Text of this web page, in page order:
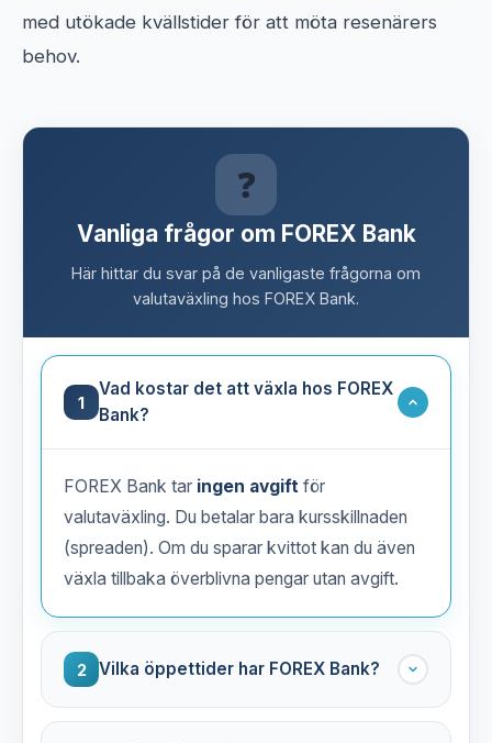
med utökade kvällstider för att möta resenärers
behov.
❓
Vanliga frågor om FOREX Bank
Här hittar du svar på de vanligaste frågorna om
valutaväxling hos FOREX Bank.
1
Vad kostar det att växla hos FOREX
Bank?
FOREX Bank tar ingen avgift för
valutaväxling. Du betalar bara kursskillnaden
(spreaden). Om du sparar kvittot kan du även
växla tillbaka överblivna pengar utan avgift.
2 Vilka öppettider har FOREX Bank?